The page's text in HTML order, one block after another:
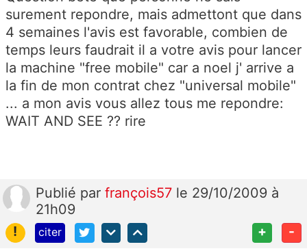
surement repondre, mais admettont que dans
4 semaines l'avis est favorable, combien de
temps leurs faudrait il a votre avis pour lancer
la machine "free mobile" car a noel j' arrive a
la fin de mon contrat chez "universal mobile"
... a mon avis vous allez tous me repondre:
WAIT AND SEE ?? rire
Publié par françois57 le 29/10/2009 à
21h09
!
citer + -